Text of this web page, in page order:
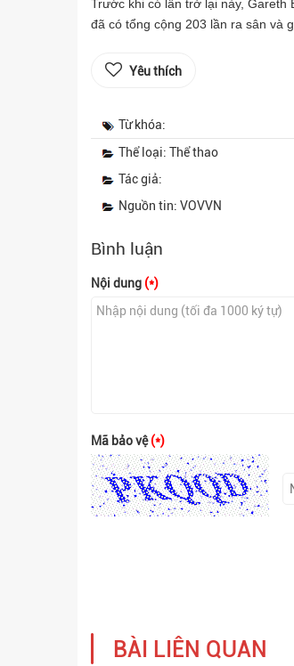
Trước khi có lần trở lại này, Gareth
đã có tổng cộng 203 lần ra sân và
Yêu thích
Từ khóa:
Thể loại: Thể thao
Tác giả:
Nguồn tin: VOVVN
Bình luận
Nội dung (*)
Mã bảo vệ(*)
BÀI LIÊN QUAN